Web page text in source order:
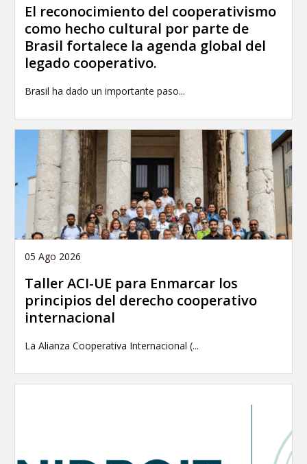
El reconocimiento del cooperativismo
como hecho cultural por parte de
Brasil fortalece la agenda global del
legado cooperativo.
Brasil ha dado un importante paso...
05 Ago 2026
Taller ACI-UE para Enmarcar los
principios del derecho cooperativo
internacional
La Alianza Cooperativa Internacional (...